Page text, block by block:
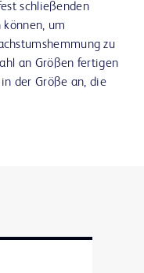
schließenden
können, um
zu
an Größen fertigen
der Größe an, die